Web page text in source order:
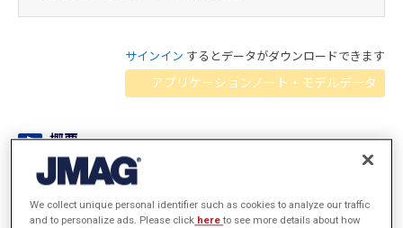
サインイン するとデータがダウンロードできます
アプリケーションノート・モデルデータ
概要
We collect unique personal identifier such as cookies to analyze our traffic
and to personalize ads. Please click hereto see more details about how